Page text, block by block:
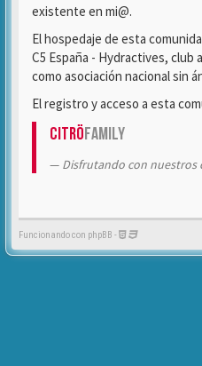
existente en mi@.
El hospedaje de esta
C5 España - Hydractives,
como asociación nacional sin
El registro y acceso a esta
CitröFamily
Disfrutando con nuestros
Funcionando con phpBB -